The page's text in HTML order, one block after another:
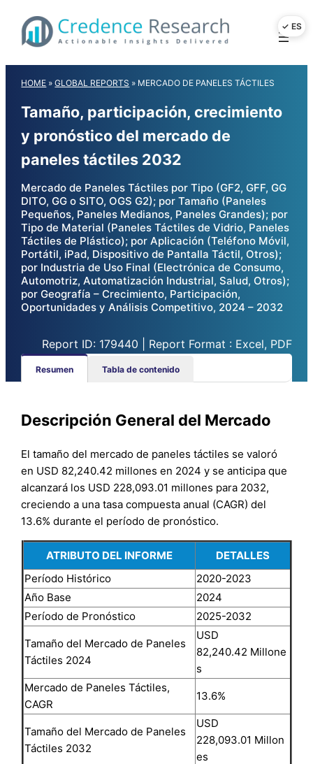
content
HOME »GLOBAL REPORTS » MERCADO DE PANELES TÁCTILES
Tamaño, participación, crecimiento
y pronóstico del mercado de
paneles táctiles 2032
Mercado de Paneles Táctiles por Tipo (GF2, GFF, GG
DITO, GG o SITO, OGS G2); por Tamaño (Paneles
Pequeños, Paneles Medianos, Paneles Grandes); por
Tipo de Material (Paneles Táctiles de Vidrio, Paneles
Táctiles de Plástico); por Aplicación (Teléfono Móvil,
Portátil, iPad, Dispositivo de Pantalla Táctil, Otros);
por Industria de Uso Final (Electrónica de Consumo,
Automotriz, Automatización Industrial, Salud, Otros);
por Geografía – Crecimiento, Participación,
Oportunidades y Análisis Competitivo, 2024 – 2032
Report ID: 179440 | Report Format : Excel, PDF
Resumen Tabla de contenido
Descripción General del Mercado
El tamaño del mercado de paneles táctiles se valoró
en USD 82,240.42 millones en 2024 y se anticipa que
alcanzará los USD 228,093.01 millones para 2032,
creciendo a una tasa compuesta anual (CAGR) del
13.6% durante el período de pronóstico.
ATRIBUTO DEL INFORME
DETALLES
Período Histórico
2020-2023
Año Base
2024
Período de Pronóstico
2025-2032
Tamaño del Mercado de Paneles
Táctiles 2024
USD
82,240.42 Millone
s
Mercado de Paneles Táctiles,
CAGR
13.6%
Tamaño del Mercado de Paneles
Táctiles 2032
USD
228,093.01 Millon
es